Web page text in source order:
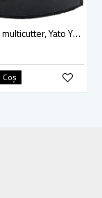
Accesoriu multicutter, Yato YT-34689, sistem Yato Quick Release, slefuire, 90 mm, ceramica, abrazive